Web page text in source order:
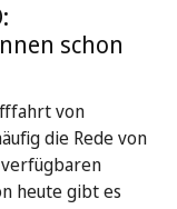
schon
von
die Rede von
heute gibt es